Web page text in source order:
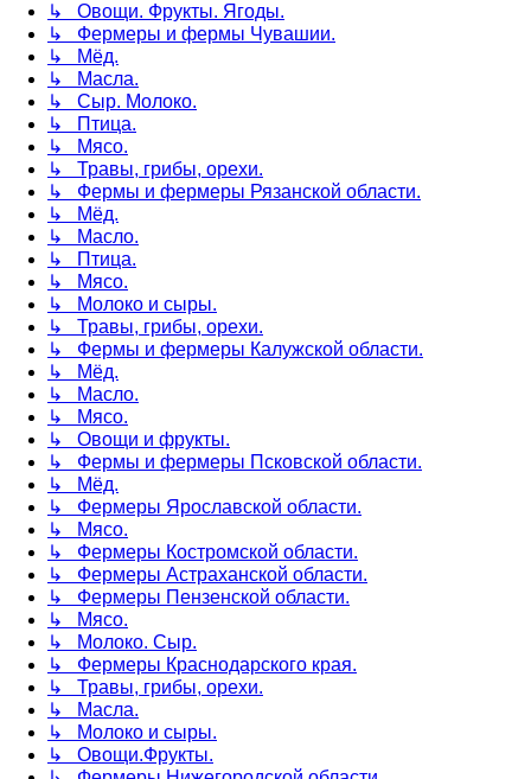
↳ Овощи. Фрукты. Ягоды.
↳ Фермеры и фермы Чувашии.
↳ Мёд.
↳ Масла.
↳ Сыр. Молоко.
↳ Птица.
↳ Мясо.
↳ Травы, грибы, орехи.
↳ Фермы и фермеры Рязанской области.
↳ Мёд.
↳ Масло.
↳ Птица.
↳ Мясо.
↳ Молоко и сыры.
↳ Травы, грибы, орехи.
↳ Фермы и фермеры Калужской области.
↳ Мёд.
↳ Масло.
↳ Мясо.
↳ Овощи и фрукты.
↳ Фермы и фермеры Псковской области.
↳ Мёд.
↳ Фермеры Ярославской области.
↳ Мясо.
↳ Фермеры Костромской области.
↳ Фермеры Астраханской области.
↳ Фермеры Пензенской области.
↳ Мясо.
↳ Молоко. Сыр.
↳ Фермеры Краснодарского края.
↳ Травы, грибы, орехи.
↳ Масла.
↳ Молоко и сыры.
↳ Овощи.Фрукты.